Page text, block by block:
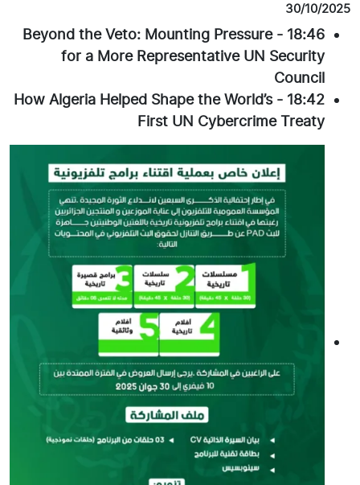
30/10/2025
18:46
-
Beyond the Veto: Mounting Pressure
for a More Representative UN Security
Council
18:42
-
How Algeria Helped Shape the World’s
First UN Cybercrime Treaty